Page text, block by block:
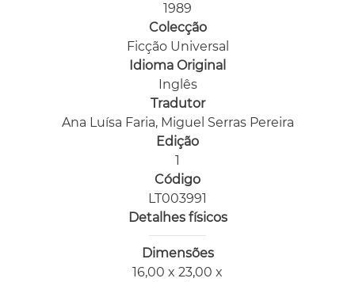
1989
Colecção
Ficção Universal
Idioma Original
Inglês
Tradutor
Ana Luísa Faria, Miguel Serras Pereira
Edição
1
Código
LT003991
Detalhes físicos
Dimensões
16,00 x 23,00 x